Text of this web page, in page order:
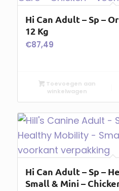
Hi Can Adult – Sp –
12 Kg
€87,49
Toevoegen aan
winkelwagen
Hi Can Adult – Sp –
Small & Mini –